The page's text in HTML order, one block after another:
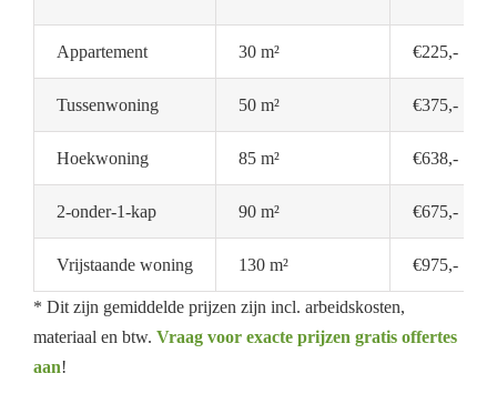
Appartement 30 m² €225,-
Tussenwoning 50 m² €375,-
Hoekwoning 85 m² €638,-
2-onder-1-kap 90 m² €675,-
Vrijstaande woning 130 m² €975,-
* Dit zijn gemiddelde prijzen zijn incl. arbeidskosten,
materiaal en btw. Vraag voor exacte prijzen gratis offertes
aan!